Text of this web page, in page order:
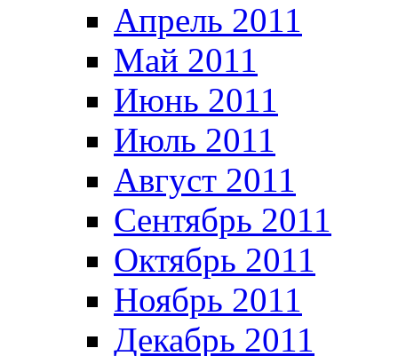
Апрель 2011
Май 2011
Июнь 2011
Июль 2011
Август 2011
Сентябрь 2011
Октябрь 2011
Ноябрь 2011
Декабрь 2011